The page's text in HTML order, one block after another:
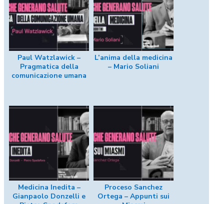
Paul Watzlawick –
Pragmatica della
comunicazione umana
L’anima della medicina
– Mario Soliani
Medicina Inedita –
Gianpaolo Donzelli e
Proceso Sanchez
Ortega – Appunti sui